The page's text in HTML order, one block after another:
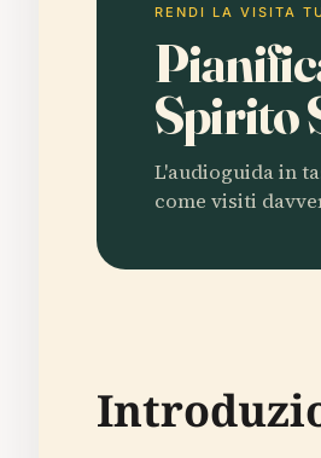
RENDI LA VISITA
Spirito
L'audioguida in
come visiti